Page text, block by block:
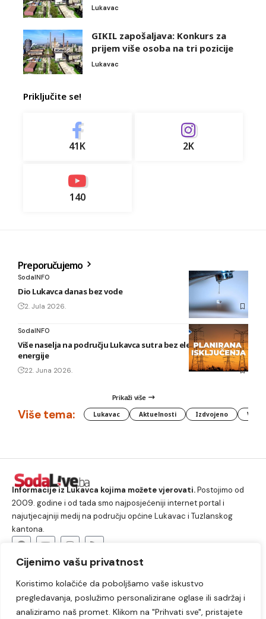
Cijenimo vašu privatnost
Koristimo kolačiće da poboljšamo vaše iskustvo
pregledavanja, poslužimo personalizirane oglase ili sadržaj i
analiziramo naš promet. Klikom na "Prihvati sve", pristajete
Lukavac
GIKIL zapošaljava: Konkurs za
prijem više osoba na tri pozicije
Lukavac
Priključite se!
41K 2K
140
Preporučujemo
SodaINFO
Dio Lukavca danas bez vode
2. Jula 2026.
SodaINFO
Više naselja na području Lukavca sutra bez električne
energije
22. Juna 2026.
Prikaži više
Više tema: Lukavac Aktuelnosti Izdvojeno
Informacije iz Lukavca kojima možete vjerovati.Postojimo od
2009. godine i od tada smo najposjećeniji internet portal i
najutjecajniji medij na području općine Lukavac i Tuzlanskog
kantona.
Lukavac Društvo Crna hronika
Sport
Kultura
Kolumne Slobodno vrijeme